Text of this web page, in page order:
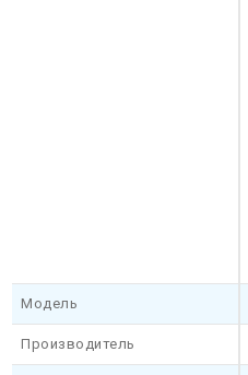
Модель
Производитель